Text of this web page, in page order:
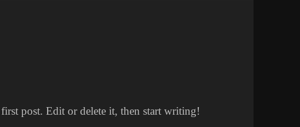
post. Edit or delete it, then start writing!